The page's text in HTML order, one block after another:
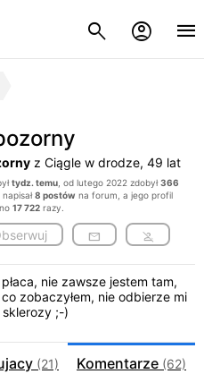
z Ciągle w drodze, 49 lat
tydz. temu, od lutego 2022 zdobył366
, napisał8 postów na forum, a jego profil
17 722razy.
nie zawsze jestem tam,
zobaczyłem, nie odbierze mi
;-)
(21) Komentarze (62)